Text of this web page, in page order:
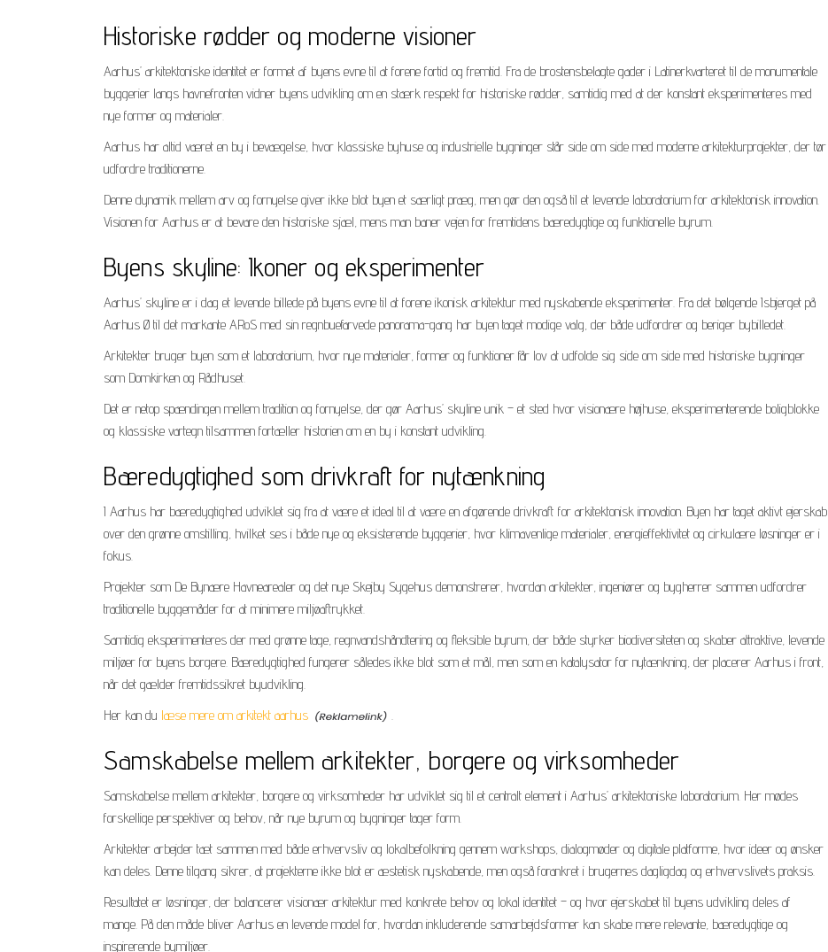
Historiske rødder og moderne visioner
Aarhus’ arkitektoniske identitet er formet af byens evne til at forene fortid og fremtid. Fra de brostensbelagte gader i Latinerkvarteret til de monumentale
byggerier langs havnefronten vidner byens udvikling om en stærk respekt for historiske rødder, samtidig med at der konstant eksperimenteres med
nye former og materialer.
Aarhus har altid været en by i bevægelse, hvor klassiske byhuse og industrielle bygninger står side om side med moderne arkitekturprojekter, der tør
udfordre traditionerne.
Denne dynamik mellem arv og fornyelse giver ikke blot byen et særligt præg, men gør den også til et levende laboratorium for arkitektonisk innovation.
Visionen for Aarhus er at bevare den historiske sjæl, mens man baner vejen for fremtidens bæredygtige og funktionelle byrum.
Byens skyline: Ikoner og eksperimenter
Aarhus’ skyline er i dag et levende billede på byens evne til at forene ikonisk arkitektur med nyskabende eksperimenter. Fra det bølgende Isbjerget på
Aarhus Ø til det markante ARoS med sin regnbuefarvede panorama-gang har byen taget modige valg, der både udfordrer og beriger bybilledet.
Arkitekter bruger byen som et laboratorium, hvor nye materialer, former og funktioner får lov at udfolde sig side om side med historiske bygninger
som Domkirken og Rådhuset.
Det er netop spændingen mellem tradition og fornyelse, der gør Aarhus’ skyline unik – et sted hvor visionære højhuse, eksperimenterende boligblokke
og klassiske vartegn tilsammen fortæller historien om en by i konstant udvikling.
Bæredygtighed som drivkraft for nytænkning
I Aarhus har bæredygtighed udviklet sig fra at være et ideal til at være en afgørende drivkraft for arkitektonisk innovation. Byen har taget aktivt ejerskab
over den grønne omstilling, hvilket ses i både nye og eksisterende byggerier, hvor klimavenlige materialer, energieffektivitet og cirkulære løsninger er i
fokus.
Projekter som De Bynære Havnearealer og det nye Skejby Sygehus demonstrerer, hvordan arkitekter, ingeniører og bygherrer sammen udfordrer
traditionelle byggemåder for at minimere miljøaftrykket.
Samtidig eksperimenteres der med grønne tage, regnvandshåndtering og fleksible byrum, der både styrker biodiversiteten og skaber attraktive, levende
miljøer for byens borgere. Bæredygtighed fungerer således ikke blot som et mål, men som en katalysator for nytænkning, der placerer Aarhus i front,
når det gælder fremtidssikret byudvikling.
Her kan du læse mere om arkitekt aarhus .
Samskabelse mellem arkitekter, borgere og virksomheder
Samskabelse mellem arkitekter, borgere og virksomheder har udviklet sig til et centralt element i Aarhus’ arkitektoniske laboratorium. Her mødes
forskellige perspektiver og behov, når nye byrum og bygninger tager form.
Arkitekter arbejder tæt sammen med både erhvervsliv og lokalbefolkning gennem workshops, dialogmøder og digitale platforme, hvor ideer og ønsker
kan deles. Denne tilgang sikrer, at projekterne ikke blot er æstetisk nyskabende, men også forankret i brugernes dagligdag og erhvervslivets praksis.
Resultatet er løsninger, der balancerer visionær arkitektur med konkrete behov og lokal identitet – og hvor ejerskabet til byens udvikling deles af
mange. På den måde bliver Aarhus en levende model for, hvordan inkluderende samarbejdsformer kan skabe mere relevante, bæredygtige og
inspirerende bymiljøer.